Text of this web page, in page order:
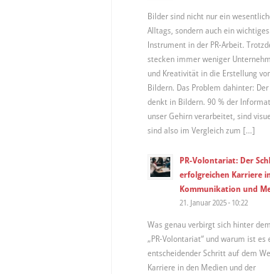
Bilder sind nicht nur ein
Alltags, sondern auch ein wichtiges
Instrument in der PR-Arbeit.
stecken immer weniger
und Kreativität in die Erstellung
Bildern. Das Problem dahinter:
denkt in Bildern. 90 % der
unser Gehirn verarbeitet, sind
sind also im Vergleich zum […]
PR-Volontariat: Der
erfolgreichen Karriere
Kommunikation und
21. Januar 2025 - 10:22
Was genau verbirgt sich hinter
„PR-Volontariat“ und warum ist es
entscheidender Schritt auf dem
Karriere in den Medien und der